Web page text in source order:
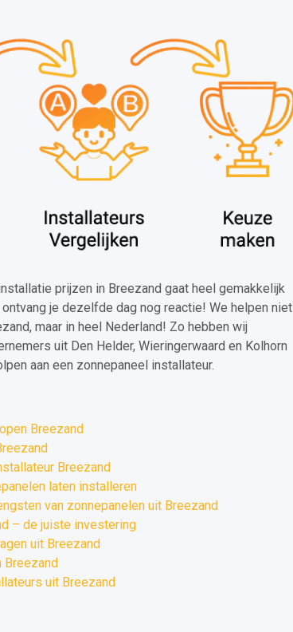
prijzen in Breezand gaat heel gemakkelijk
je dezelfde dag nog reactie! We helpen niet
maar in heel Nederland! Zo hebben wij
uit Den Helder, Wieringerwaard en Kolhorn
aan een zonnepaneel installateur.
Breezand
Breezand
laten installeren
van zonnepanelen uit Breezand
– de juiste investering
uit Breezand
Breezand
uit Breezand